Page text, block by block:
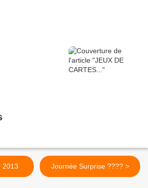
2013 Journée Surprise ???? >